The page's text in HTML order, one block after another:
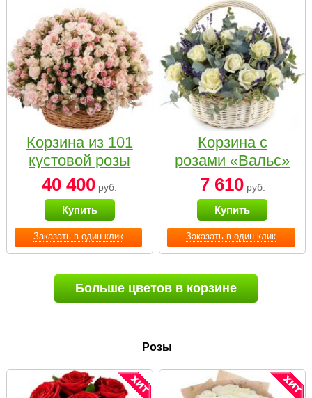
Заказать в один клик
Корзина из 101
кустовой розы
нежных тонов
40 400 руб.
Купить
Заказать в один клик
Корзина с
розами «Вальс»
7 610руб.
Купить
Больше цветов в корзине
Розы